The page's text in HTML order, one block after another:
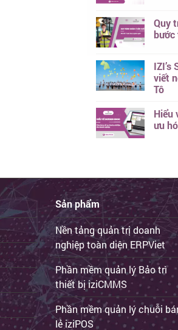
Quy
bước
IZI’s
viết
Tô
Hiểu
ưu
Sản phẩm
Nền tảng quản trị doanh
nghiệp toàn diện ERPViet
Phần mềm quản lý Bảo trì
thiết bị iziCMMS
Phần mềm quản lý chuỗi
lẻ iziPOS